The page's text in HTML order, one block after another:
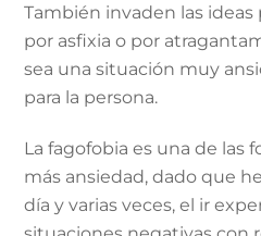
También invaden las
por asfixia o por
sea una situación muy
para la persona.
La fagofobia es una de las
más ansiedad, dado que
día y varias veces, el ir